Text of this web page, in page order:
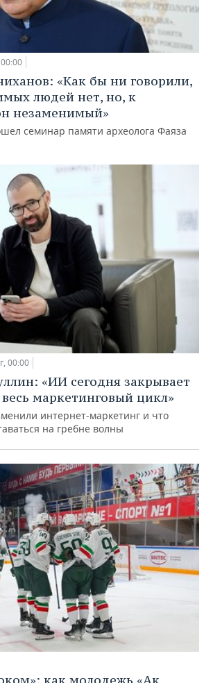
«Как бы ни говорили,
людей нет, но, к
незаменимый»
семинар памяти археолога Фаяза
00:00
«ИИ сегодня закрывает
маркетинговый цикл»
интернет-маркетинг и что
на гребне волны